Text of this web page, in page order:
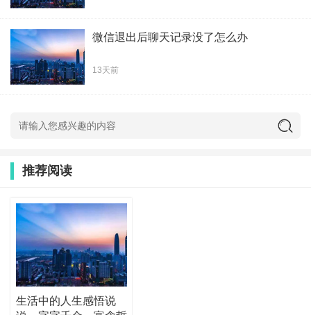
微信退出后聊天记录没了怎么办
13天前
推荐阅读
生活中的人生感悟说